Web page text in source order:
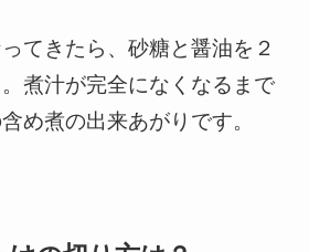
てきたら、砂糖と醤油を２
煮汁が完全になくなるまで
め煮の出来あがりです。